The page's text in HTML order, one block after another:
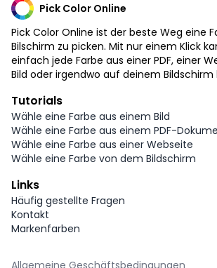
Pick Color Online
Pick Color Online ist der beste Weg eine
Bilschirm zu picken. Mit nur einem Klick
einfach jede Farbe aus einer PDF, einer
Bild oder irgendwo auf deinem
Tutorials
Wähle eine Farbe aus einem Bild
Wähle eine Farbe aus einem PDF-
Wähle eine Farbe aus einer Webseite
Wähle eine Farbe von dem Bildschirm
Links
Häufig gestellte Fragen
Kontakt
Markenfarben
Allgemeine Geschäftsbedingungen